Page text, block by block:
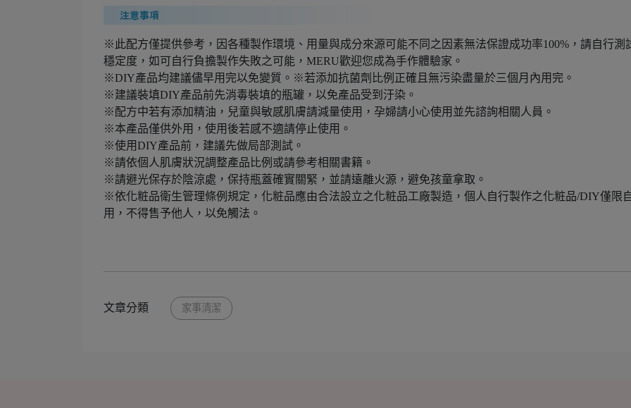
※此配方僅提供參考，因各種製作環境、用量與成分來源可能不同之因素無法保證成功率100%，請自行測
穩定度，如可自行負擔製作失敗之可能，MERU歡迎您成為手作體驗家。
※DIY產品均建議儘早用完以免變質。※若添加抗菌劑比例正確且無污染盡量於三個月內用完。
※建議裝填DIY產品前先消毒裝填的瓶罐，以免產品受到汙染。
※配方中若有添加精油，兒童與敏感肌膚請減量使用，孕婦請小心使用並先諮詢相關人員。
※本產品僅供外用，使用後若感不適請停止使用。
※使用DIY產品前，建議先做局部測試。
※請依個人肌膚狀況調整產品比例或請參考相關書籍。
※請避光保存於陰涼處，保持瓶蓋確實關緊，並請遠離火源，避免孩童拿取。
※依化粧品衛生管理條例規定，化粧品應由合法設立之化粧品工廠製造，個人自行製作之化粧品/DIY僅限
用，不得售予他人，以免觸法。
文章分類 家事清潔